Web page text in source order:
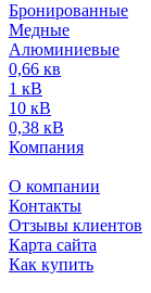
Бронированные
Медные
Алюминиевые
0,66 кв
1 кВ
10 кВ
0,38 кВ
Компания
О компании
Контакты
Отзывы клиентов
Карта сайта
Как купить